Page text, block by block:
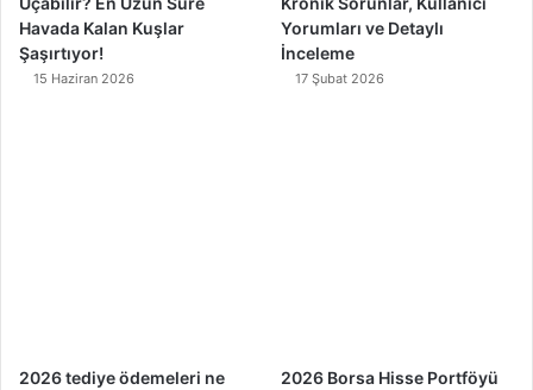
Havada Kalan Kuşlar
Şaşırtıyor!
15 Haziran 2026
Yorumları ve Detaylı
İnceleme
17 Şubat 2026
2026 tediye ödemeleri ne
2026 Borsa Hisse Portföyü